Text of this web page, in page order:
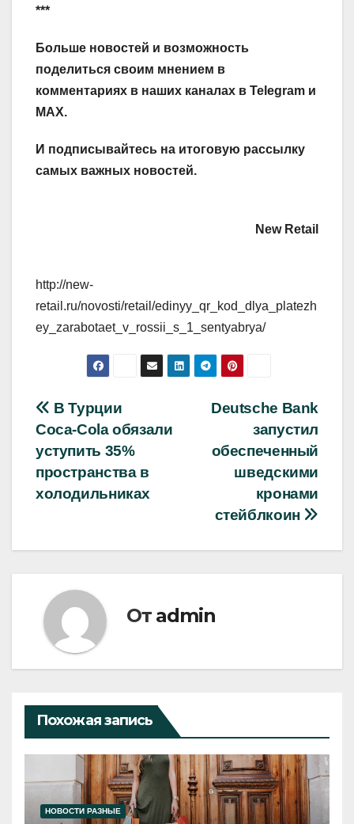
***
Больше новостей и возможность
поделиться своим мнением в
комментариях в наших каналах в Telegram и
MAX.
И подписывайтесь на итоговую рассылку
самых важных новостей.
New Retail
http://new-
retail.ru/novosti/retail/edinyy_qr_kod_dlya_platezh
ey_zarabotaet_v_rossii_s_1_sentyabrya/
Навигация
по
записям
Deutsche Bank
запустил
обеспеченный
шведскими
кронами
стейблкоин
В Турции
Coca‑Cola обязали
уступить 35%
пространства в
холодильниках
От admin
Похожая запись
НОВОСТИ РАЗНЫЕ